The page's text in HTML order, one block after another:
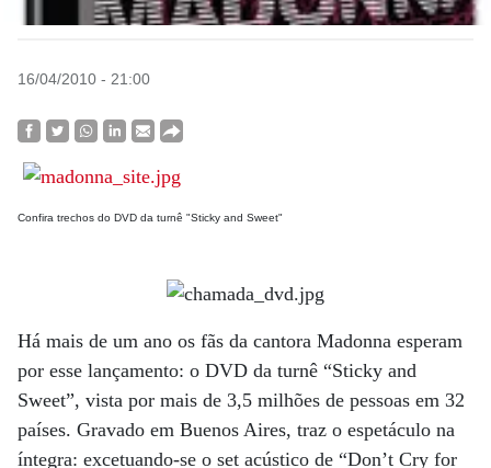
16/04/2010 - 21:00
Confira trechos do DVD da turnê "Sticky and Sweet"
Há mais de um ano os fãs da cantora Madonna esperam
por esse lançamento: o DVD da turnê “Sticky and
Sweet”, vista por mais de 3,5 milhões de pessoas em 32
países. Gravado em Buenos Aires, traz o espetáculo na
íntegra: excetuando-se o set acústico de “Don’t Cry for